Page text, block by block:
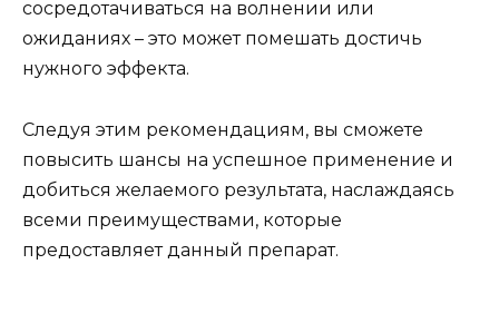
сосредотачиваться на волнении или
ожиданиях – это может помешать достичь
нужного эффекта.
Следуя этим рекомендациям, вы сможете
повысить шансы на успешное применение и
добиться желаемого результата, наслаждаясь
всеми преимуществами, которые
предоставляет данный препарат.